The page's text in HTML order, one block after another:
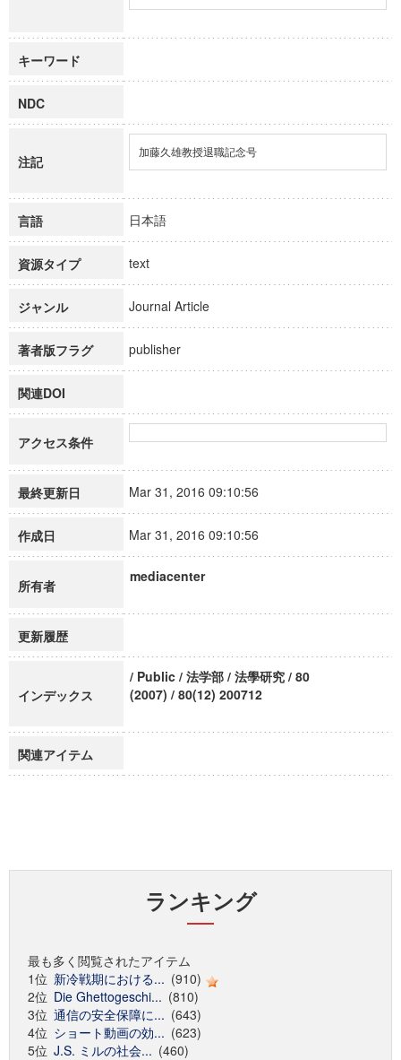
キーワード
NDC
注記
加藤久雄教授退職記念号
言語 日本語
資源タイプ text
ジャンル Journal Article
著者版フラグ publisher
関連DOI
アクセス条件
最終更新日 Mar 31, 2016 09:10:56
作成日 Mar 31, 2016 09:10:56
所有者
mediacenter
更新履歴
インデックス
/ Public / 法学部 / 法學研究 / 80
(2007) / 80(12) 200712
関連アイテム
ランキング
最も多く閲覧されたアイテム
1位 新冷戦期における... (910)
2位 Die Ghettogeschi... (810)
3位 通信の安全保障に... (643)
4位 ショート動画の効... (623)
5位 J.S. ミルの社会... (460)